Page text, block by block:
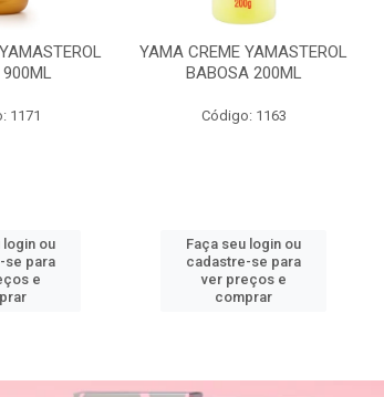
1171
login ou
se para
e
YAMA CREME YAMASTEROL
BABOSA 200ML
Código: 1163
Faça seu login ou
cadastre-se para
ver preços e
comprar